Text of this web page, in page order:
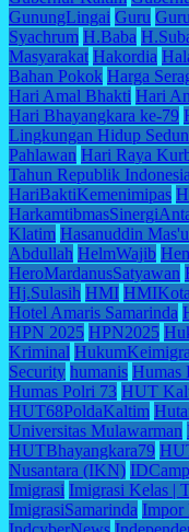
GunungLingai Guru
Syachrum H.Baba
Masyarakat Hakordia
Bahan Pokok Harga
Hari Amal Bhakti Hari
Hari Bhayangkara ke-79
Lingkungan Hidup
Pahlawan Hari Raya
Tahun Republik
HariBaktiKemenimipas
Klatim Hasanuddin
Abdullah HelmWajib
HeroMardanusSatyawan
Hj.Sulasih HMI
Hotel Amaris Samarinda
HPN 2025 HPN2025
Kriminal
Security humanis Humas
Humas Polri 73 HUT
HUT68PoldaKaltim
Universitas Mulawarman
HUTBhayangkara79
Nusantara (IKN) IDCamp
Imigrasi Imigrasi Kelas |
ImigrasiSamarinda Impor